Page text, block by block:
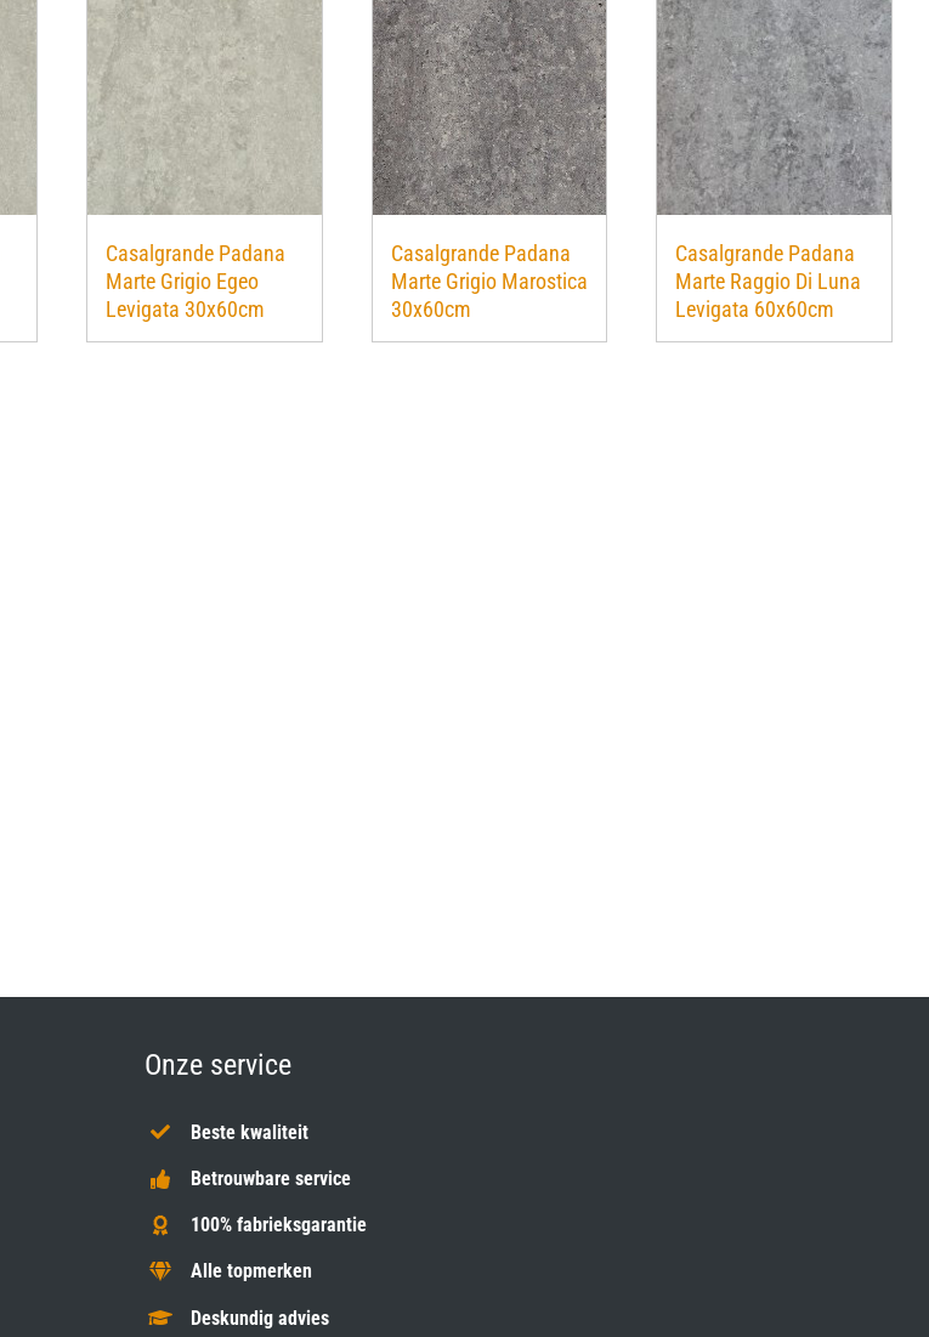
Casalgrande Padana
Marte Grigio Egeo
Levigata 30x60cm
Casalgrande Padana
Marte Grigio Marostica
30x60cm
Casalgrande Padana
Marte Raggio Di Luna
Levigata 60x60cm
Onze service
Beste kwaliteit
Betrouwbare service
100% fabrieksgarantie
Alle topmerken
Deskundig advies